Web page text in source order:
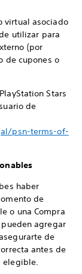
virtual asociado
utilizar para
(por
de cupones o
Stars
de
psn-terms-of-
haber
de
o una Compra
agregar
de
antes de
elegible.